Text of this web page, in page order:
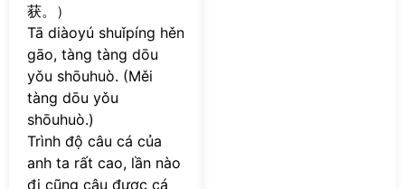
获。）
Tā diàoyú shuǐpíng hěn
gāo, tàng tàng dōu
yǒu shōuhuò. (Měi
tàng dōu yǒu
shōuhuò.)
Trình độ câu cá của
anh ta rất cao, lần nào
đi cũng câu được cá